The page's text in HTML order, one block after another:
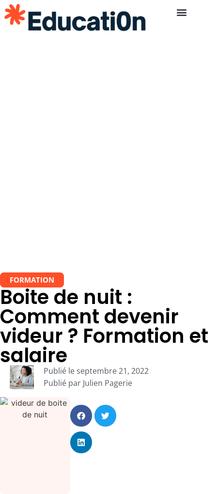
FORMATION
Boite de nuit :
Comment devenir
videur ? Formation et
salaire
Publié le septembre 21, 2022
Publié par Julien Pagerie